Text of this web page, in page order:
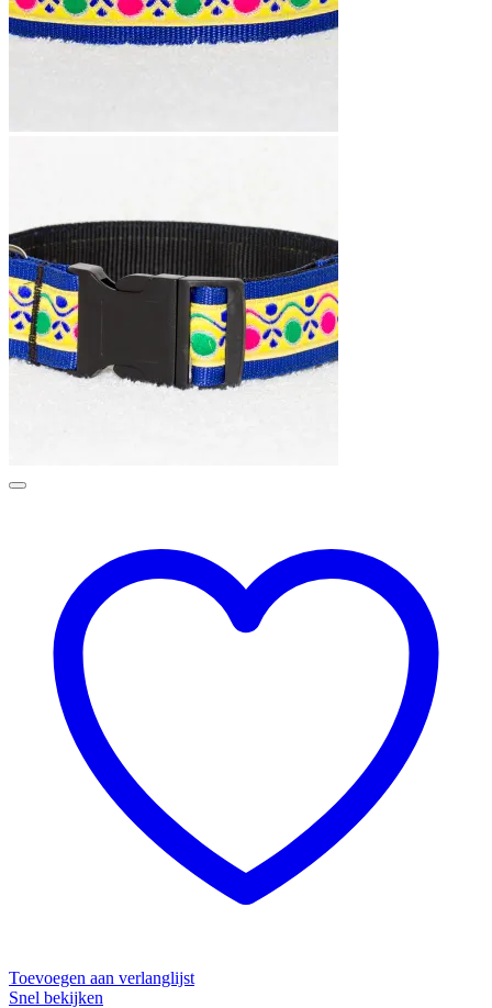
Toevoegen aan verlanglijst
Snel bekijken